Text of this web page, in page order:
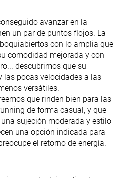
avanzar en la
un par de puntos flojos. La
con lo amplia que
comodidad mejorada y con
descubrimos que su
las pocas velocidades a las
versátiles.
que rinden bien para las
de forma casual, y que
sujeción moderada y estilo
una opción indicada para
el retorno de energía.